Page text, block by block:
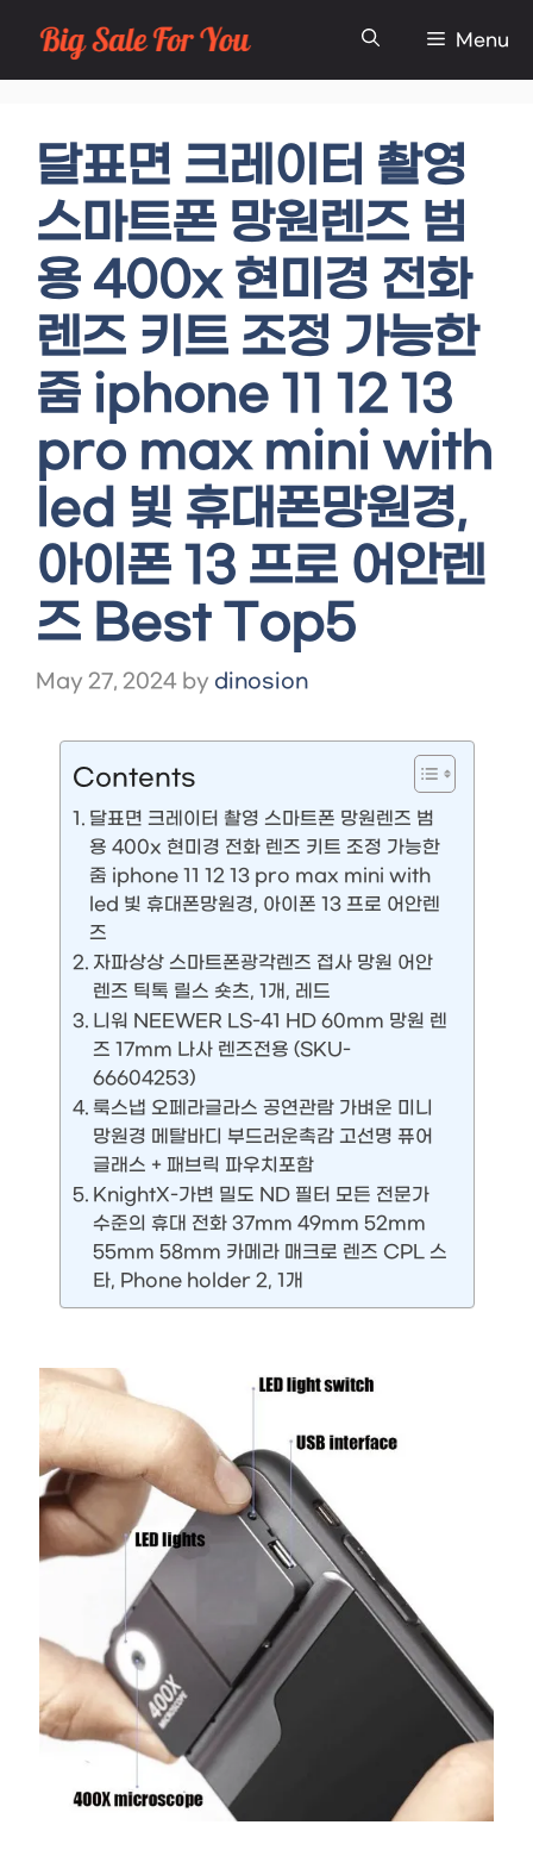
Skip
to
Menu
달표면 크레이터 촬영
스마트폰 망원렌즈 범
용 400x 현미경 전화
렌즈 키트 조정 가능한
줌 iphone 11 12 13
pro max mini with
led 빛 휴대폰망원경,
아이폰 13 프로 어안렌
즈 Best Top5
May 27, 2024 by dinosion
Contents
달표면 크레이터 촬영 스마트폰 망원렌즈 범
용 400x 현미경 전화 렌즈 키트 조정 가능한
줌 iphone 11 12 13 pro max mini with
led 빛 휴대폰망원경, 아이폰 13 프로 어안렌
즈
자파상상 스마트폰광각렌즈 접사 망원 어안
렌즈 틱톡 릴스 숏츠, 1개, 레드
니워 NEEWER LS-41 HD 60mm 망원 렌
즈 17mm 나사 렌즈전용 (SKU-
66604253)
룩스냅 오페라글라스 공연관람 가벼운 미니
망원경 메탈바디 부드러운촉감 고선명 퓨어
글래스 + 패브릭 파우치포함
KnightX-가변 밀도 ND 필터 모든 전문가
수준의 휴대 전화 37mm 49mm 52mm
55mm 58mm 카메라 매크로 렌즈 CPL 스
타, Phone holder 2, 1개